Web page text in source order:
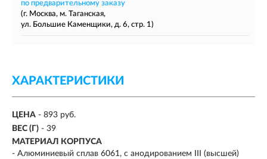
по предварительному заказу
(г. Москва, м. Таганская,
ул. Большие Каменщики, д. 6, стр. 1)
ХАРАКТЕРИСТИКИ
ЦЕНА - 893 руб.
ВЕС (Г) - 39
МАТЕРИАЛ КОРПУСА
- Алюминиевый сплав 6061, с анодированием III (высшей)